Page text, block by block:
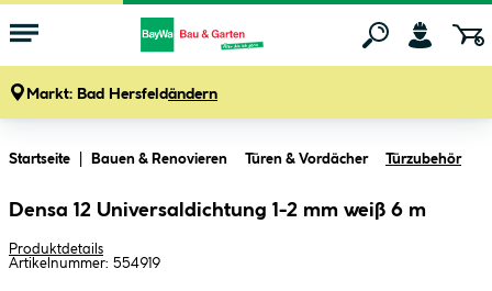
Markt: Bad Hersfeldändern
Startseite Bauen & Renovieren Türen & Vordächer Türzubehör
Densa 12 Universaldichtung 1-2 mm weiß 6 m
Produktdetails
Artikelnummer: 554919